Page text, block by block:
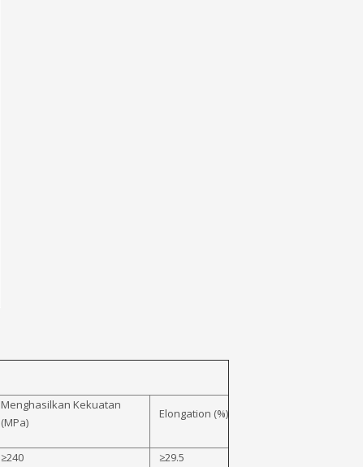
Menghasilkan Kekuatan
(MPa)
Elongation (%)
≥240 ≥29.5